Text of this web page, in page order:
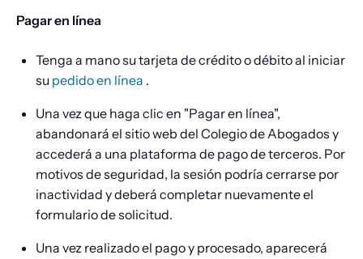
Pagar en línea
Tenga a mano su tarjeta de crédito o débito al iniciar
su pedido en línea .
Una vez que haga clic en "Pagar en línea",
abandonará el sitio web del Colegio de Abogados y
accederá a una plataforma de pago de terceros. Por
motivos de seguridad, la sesión podría cerrarse por
inactividad y deberá completar nuevamente el
formulario de solicitud.
Una vez realizado el pago y procesado, aparecerá